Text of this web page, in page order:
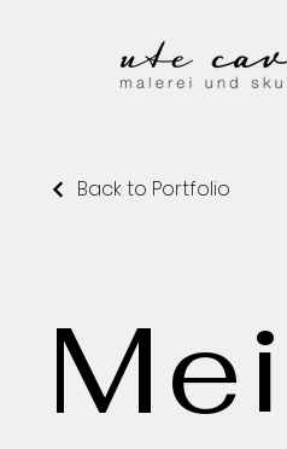
Back to Portfolio